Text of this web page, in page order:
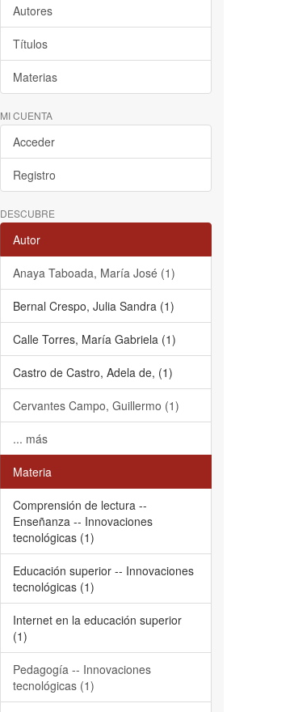
Autores
Títulos
Materias
MI CUENTA
Acceder
Registro
DESCUBRE
Autor
Anaya Taboada, María José (1)
Bernal Crespo, Julia Sandra (1)
Calle Torres, María Gabriela (1)
Castro de Castro, Adela de, (1)
Cervantes Campo, Guillermo (1)
... más
Materia
Comprensión de lectura --
Enseñanza -- Innovaciones
tecnológicas (1)
Educación superior -- Innovaciones
tecnológicas (1)
Internet en la educación superior
(1)
Pedagogía -- Innovaciones
tecnológicas (1)